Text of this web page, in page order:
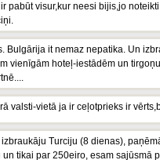
pabūt visur,kur neesi bijis,jo
Bulgārija it nemaz nepatika. Un
vienīgām hoteļ-iestādēm un
valsti-vietā ja ir ceļotprieks ir
izbraukāju Turciju (8 dienas),
un tikai par 250eiro, esam sajūsmā